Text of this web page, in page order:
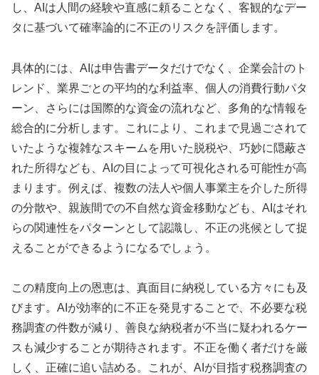
し、AIは人間の経験や直感に頼ることなく、客観的なデー
タに基づいて確率論的に不正のリスクを評価します。
具体的には、AIは申告書データだけでなく、企業会計のト
レンド、業界ごとの平均的な利益率、個人の消費行動パタ
ーン、さらには国際的な資金の流れなど、多角的な情報を
総合的に分析します。これにより、これまで見過ごされて
いたような複雑なスキームを用いた脱税や、巧妙に隠蔽さ
れた所得なども、AIの目によって可視化される可能性が高
まります。例えば、複数の法人や個人事業主を介した所得
の分散や、親族間での不自然な資金移動なども、AIはそれ
らの関連性をパターンとして認識し、不正の兆候として捉
えることができるようになるでしょう。
この精度向上の恩恵は、真面目に納税している方々にも及
びます。AIが効率的に不正を発見することで、不必要な税
務調査の件数が減り、善良な納税者が不当に疑われるケー
スも減少することが期待されます。不正を働く者だけを厳
しく、正確に追い詰める。これが、AIが目指す税務調査の